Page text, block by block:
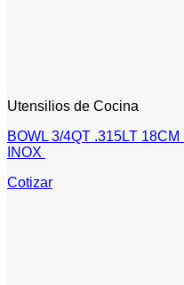
Utensilios de Cocina
BOWL 3/4QT .315LT
INOX
Cotizar